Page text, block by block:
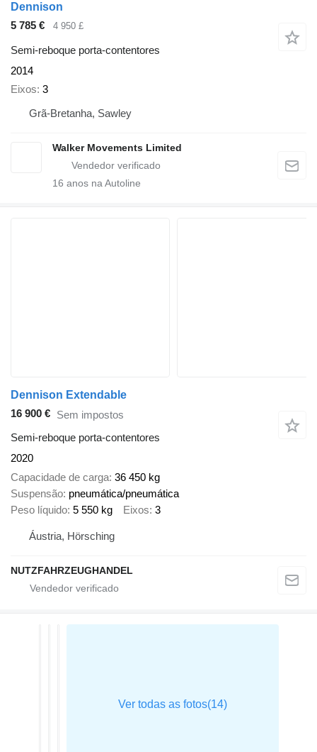
Dennison
5 785 €
4 950 £
Semi-reboque porta-contentores
2014
Eixos 3
Grã-Bretanha, Sawley
Walker Movements Limited
16 anos na Autoline
Dennison Extendable
16 900 € Sem impostos
Semi-reboque porta-contentores
2020
Capacidade de carga 36 450 kg
Suspensão pneumática/pneumática
Peso líquido 5 550 kg Eixos 3
Áustria, Hörsching
NUTZFAHRZEUGHANDEL